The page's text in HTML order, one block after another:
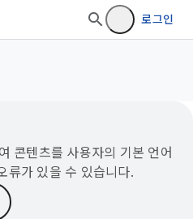
로그인
콘텐츠를 사용자의 기본 언어
류가 있을 수 있습니다.